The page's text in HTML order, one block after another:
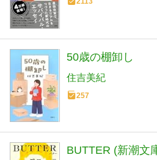
50歳の棚卸し
住吉美紀
257
BUTTER (新潮文